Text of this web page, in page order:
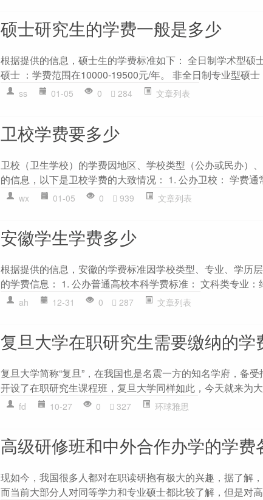
硕士研究生的学费一般是多少
根据提供的信息，硕士生的学费标准如下： 全日制学术型硕
硕士 ：学费范围在10000-19500元/年。 非全日制专业型硕士
ss 01-05 0 284 文章列表
卫校学费要多少
卫校（卫生学校）的学费因地区、学校类型（公办或民办）
的信息，以下是卫校学费的大致情况： 1. 公办卫校： 学费通
wx 01-05 0 939 文章列表
安徽学生学费多少
根据提供的信息，安徽的学费标准因学校类型、专业、学历
的学费信息： 1. 公办普通高校本科学费标准： 文科类专业：
ah 12-31 0 287 文章列表
复旦大学在职研究生需要缴纳的学
复旦大学简称“复旦”，在我国也是名震一方的知名学府，备
开设了在职研究生课程班，复旦大学同样如此，今天就来为
fd 10-27 0 327 环球雅思
高级研修班和中外合作办学的学费
现如今，我国很多人都对在职读研抱有极大的兴趣，据了解
而当前大部分人对同等学力和专业硕士都比较了解，但是对